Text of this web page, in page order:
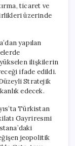
ticaret ve
üzerinde
yapılan
ilişkilerin
ifade edildi.
Stratejik
edecek.
Türkistan
Gayriresmi
jeopolitik